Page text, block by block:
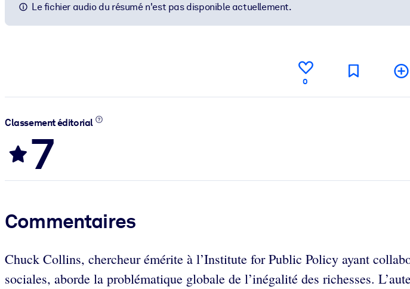
Le fichier audio du résumé n'est pas disponible actuellement.
0
Classement éditorial
7
Commentaires
Chuck Collins, chercheur émérite à l’Institute for Public Policy ayant
sociales, aborde la problématique globale de l’inégalité des richesses.